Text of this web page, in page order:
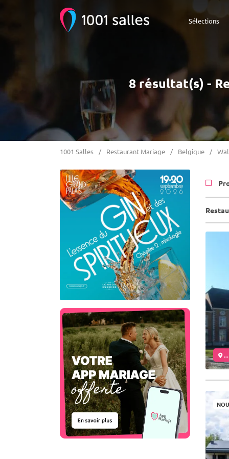
Sélections
8 résultat(s) -
1001 Salles Restaurant Mariage Belgique
...